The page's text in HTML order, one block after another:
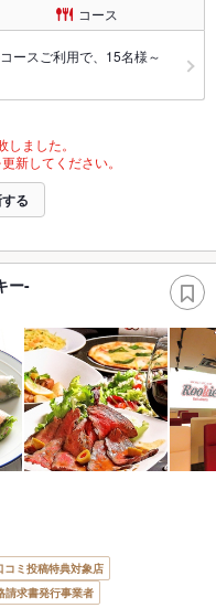
コース
ースご利用で、15名様～
ました。
新してください。
る
ー-
コミ投稿特典対象店
請求書発行事業者